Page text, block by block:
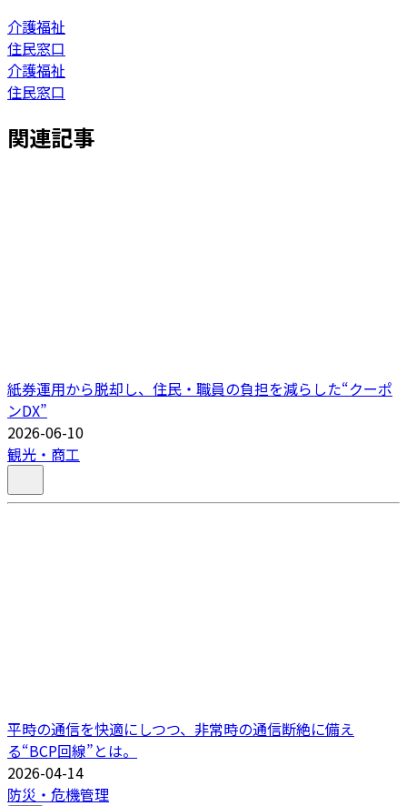
介護福祉
住民窓口
介護福祉
住民窓口
関連記事
紙券運用から脱却し、住民・職員の負担を減らした“クーポ
ンDX”
2026-06-10
観光・商工
平時の通信を快適にしつつ、非常時の通信断絶に備え
る“BCP回線”とは。
2026-04-14
防災・危機管理